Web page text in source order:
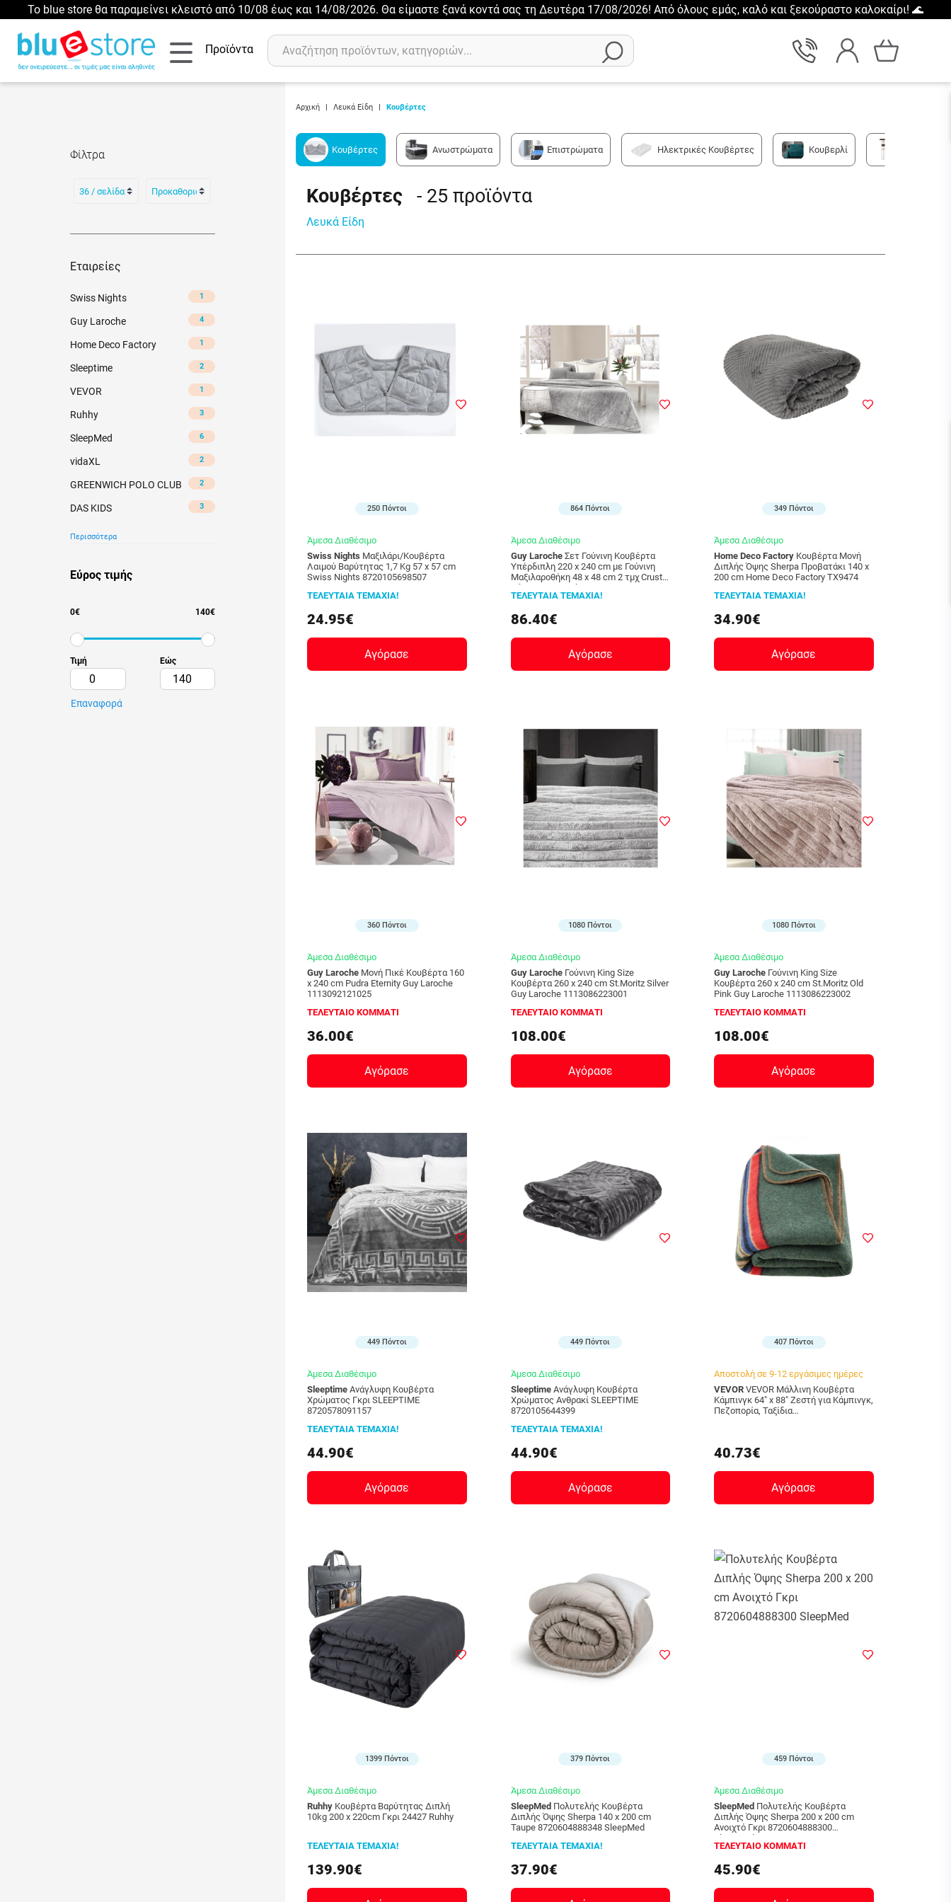
Το blue store θα παραμείνει κλειστό από 10/08 έως και 14/08/2026. Θα είμαστε ξανά κοντά σας τη Δευτέρα 17/08/2026! Από όλους εμάς, καλό και ξεκούραστο καλοκαίρι! 🌊
Προϊόντα
Φίλτρα
Εταιρείες
Swiss Nights 1
Guy Laroche 4
Home Deco Factory 1
Sleeptime 2
VEVOR 1
Ruhhy 3
SleepMed 6
vidaXL 2
GREENWICH POLO CLUB 2
DAS KIDS 3
Περισσότερα
Εύρος τιμής
0€ 140€
Τιμή Εώς
Επαναφορά
Αρχική | Λευκά Είδη | Κουβέρτες
Κουβέρτες Ανωστρώματα Επιστρώματα Ηλεκτρικές Κουβέρτες Κουβερλί
Κουβέρτες - 25 προϊόντα
Λευκά Είδη
250 Πόντοι
Άμεσα Διαθέσιμο
Swiss Nights
Λαιμού Βαρύτητας 1,7 Kg 57 x 57 cm
Swiss Nights 8720105698507
ΤΕΛΕΥΤΑΙΑ ΤΕΜΑΧΙΑ!
24.95€
Αγόρασε
864 Πόντοι
Άμεσα Διαθέσιμο
Guy LarocheΣετ Γούνινη Κουβέρτα
Υπέρδιπλη 220 x 240 cm με Γούνινη
Μαξιλαροθήκη 48 x 48 cm 2 τμχ Crusty
Silver Guy Laroche 1113086219006
ΤΕΛΕΥΤΑΙΑ ΤΕΜΑΧΙΑ!
86.40€
Αγόρασε
349 Πόντοι
Άμεσα Διαθέσιμο
Home Deco Factory
Διπλής Όψης Sherpa Προβατάκι 140 x
200 cm Home Deco Factory TX9474
ΤΕΛΕΥΤΑΙΑ ΤΕΜΑΧΙΑ!
34.90€
Αγόρασε
360 Πόντοι
Άμεσα Διαθέσιμο
Guy Laroche
x 240 cm Pudra Eternity Guy Laroche
1113092121025
ΤΕΛΕΥΤΑΙΟ ΚΟΜΜΑΤΙ
36.00€
Αγόρασε
1080 Πόντοι
Άμεσα Διαθέσιμο
Guy LarocheΓούνινη King Size
Κουβέρτα 260 x 240 cm St.Moritz Silver
Guy Laroche 1113086223001
ΤΕΛΕΥΤΑΙΟ ΚΟΜΜΑΤΙ
108.00€
Αγόρασε
1080 Πόντοι
Άμεσα Διαθέσιμο
Guy Laroche
Κουβέρτα 260 x 240 cm St.Moritz Old
Pink Guy Laroche 1113086223002
ΤΕΛΕΥΤΑΙΟ ΚΟΜΜΑΤΙ
108.00€
Αγόρασε
449 Πόντοι
Άμεσα Διαθέσιμο
Sleeptime Ανάγλυφη Κουβέρτα
Xρώματος Γκρι SLEEPTIME
8720578091157
ΤΕΛΕΥΤΑΙΑ ΤΕΜΑΧΙΑ!
44.90€
Αγόρασε
449 Πόντοι
Άμεσα Διαθέσιμο
SleeptimeΑνάγλυφη Κουβέρτα
Xρώματος Aνθρακί SLEEPTIME
8720105644399
ΤΕΛΕΥΤΑΙΑ ΤΕΜΑΧΙΑ!
44.90€
Αγόρασε
407 Πόντοι
Αποστολή σε 9-12 εργάσιμες ημέρες
VEVOR VEVOR Μάλλινη Κουβέρτα
Κάμπινγκ 64" x 88" Ζεστή για Κάμπινγκ,
Πεζοπορία, Ταξίδια
40.73€
Αγόρασε
1399 Πόντοι
Άμεσα Διαθέσιμο
Ruhhy
10kg 200 x 220cm Γκρι 24427 Ruhhy
ΤΕΛΕΥΤΑΙΑ ΤΕΜΑΧΙΑ!
139.90€
379 Πόντοι
Άμεσα Διαθέσιμο
SleepMed
Διπλής Όψης Sherpa 140 x 200 cm
Taupe 8720604888348 SleepMed
ΤΕΛΕΥΤΑΙΑ ΤΕΜΑΧΙΑ!
37.90€
459 Πόντοι
Άμεσα Διαθέσιμο
SleepMed
Διπλής Όψης Sherpa 200 x 200 cm
Ανοιχτό Γκρι 8720604888300
SleepMed
ΤΕΛΕΥΤΑΙΟ ΚΟΜΜΑΤΙ
45.90€